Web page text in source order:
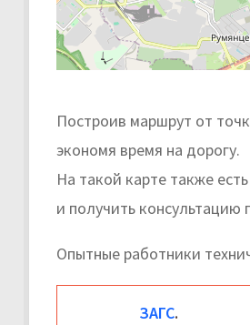
Построив маршрут от
экономя время на дорогу.
На такой карте также
и получить консультацию
Опытные работники
ЗАГС.